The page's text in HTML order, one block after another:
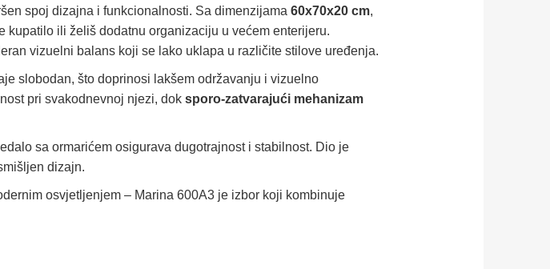
spoj dizajna i funkcionalnosti. Sa dimenzijama 60x70x20 cm,
ili želiš dodatnu organizaciju u većem enterijeru.
vizuelni balans koji se lako uklapa u različite stilove uređenja.
slobodan, što doprinosi lakšem održavanju i vizuelno
pri svakodnevnoj njezi, dok sporo-zatvarajući mehanizam
sa ormarićem osigurava dugotrajnost i stabilnost. Dio je
dizajn.
osvjetljenjem – Marina 600A3 je izbor koji kombinuje